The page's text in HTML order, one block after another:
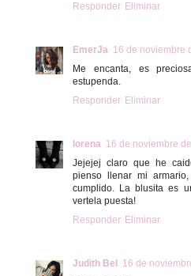
Responder Eliminar
EmerJa 16 de noviembre
Me encanta, es
estupenda.
Responder Eliminar
lorena 16 de noviembre
Jejejej claro que he
pienso llenar mi
cumplido. La blusita es
vertela puesta!
Responder Eliminar
Judith Bel
16 de